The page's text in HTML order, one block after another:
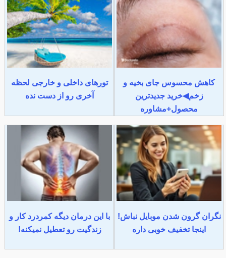
کاهش محسوس جای بخیه و
زخم◀خرید جدیدترین
محصول+مشاوره
تورهای داخلی و خارجی لحظه
آخری رو از دست نده
نگران گرون شدن موبایل نباش!
اینجا تخفیف خوبی داره
با این درمان دیگه کمردرد کار و
زندگیت رو تعطیل نمیکنه!